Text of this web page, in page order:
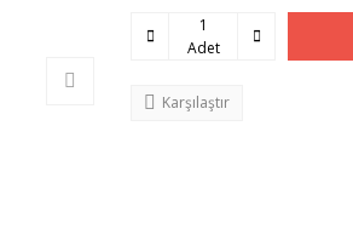
Adet
Karşılaştır